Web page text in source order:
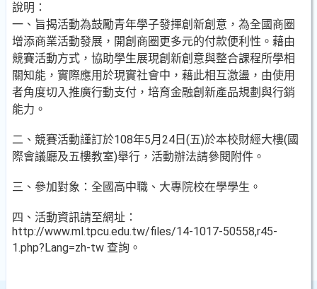
說明：
一、旨揭活動為鼓勵青年學子發揮創新創意，為全國商圈
增添商業活動發展，開創商圈更多元的付款便利性。藉由
競賽活動方式，協助學生展現創新創意與整合課程所學相
關知能，實際應用於現實社會中，藉此相互激盪，由使用
者角度切入推廣行動支付，培育金融創新產品規劃與行銷
能力。
二、競賽活動謹訂於108年5月24日(五)於本校財經大樓(國
際會議廳及五樓教室)舉行，活動辦法請參閱附件。
三、參加對象：全國高中職、大專院校在學學生。
四、活動資訊請至網址：
http://www.ml.tpcu.edu.tw/files/14-1017-50558,r45-
1.php?Lang=zh-tw 查詢。